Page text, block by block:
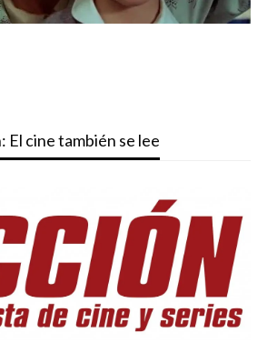
El cine también se lee